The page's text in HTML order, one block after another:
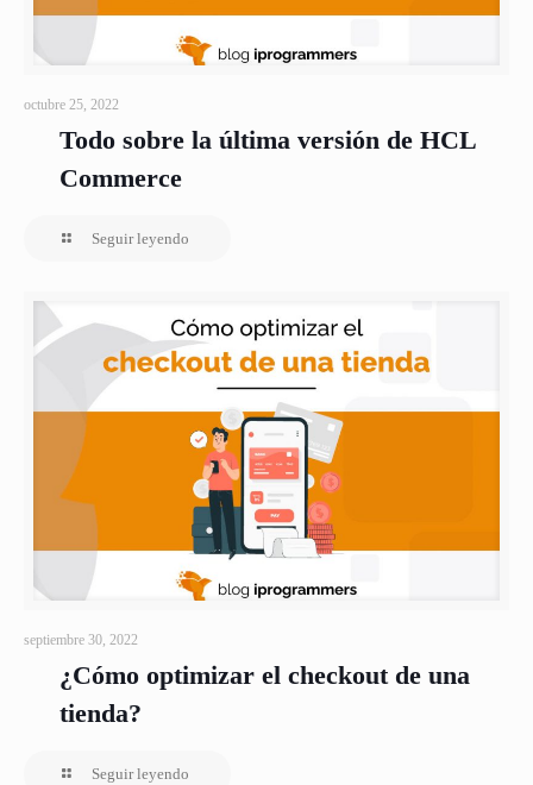
octubre 25, 2022
Todo sobre la última versión de HCL
Commerce
Seguir leyendo
septiembre 30, 2022
¿Cómo optimizar el checkout de una
tienda?
Seguir leyendo